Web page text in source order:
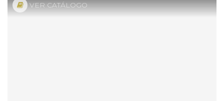
VER CATÁLOGO